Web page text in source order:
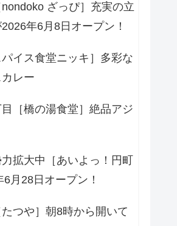
ざっぴ］充実の立
年6月8日オープン！
イス食堂ニッキ］多彩な
レー
［橋の湯食堂］絶品アジ
拡大中［あいよっ！円町
月28日オープン！
つや］朝8時から開いて